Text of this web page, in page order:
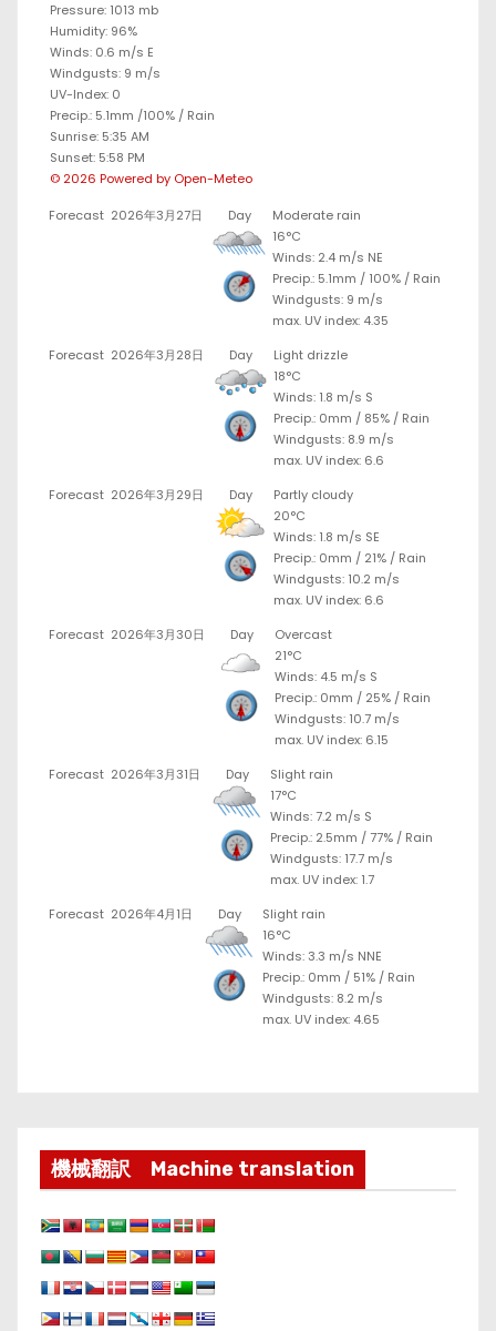
Pressure: 1013 mb
Humidity: 96%
Winds: 0.6 m/s E
Windgusts: 9 m/s
UV-Index: 0
Precip.: 5.1mm /100% / Rain
Sunrise: 5:35 AM
Sunset: 5:58 PM
© 2026 Powered by Open-Meteo
Forecast 2026年3月27日 Day
Moderate rain
16°C
Winds: 2.4 m/s NE
Precip.: 5.1mm / 100% / Rain
Windgusts: 9 m/s
max. UV index: 4.35
Forecast 2026年3月28日 Day
Light drizzle
18°C
Winds: 1.8 m/s S
Precip.: 0mm / 85% / Rain
Windgusts: 8.9 m/s
max. UV index: 6.6
Forecast 2026年3月29日 Day
Partly cloudy
20°C
Winds: 1.8 m/s SE
Precip.: 0mm / 21% / Rain
Windgusts: 10.2 m/s
max. UV index: 6.6
Forecast 2026年3月30日 Day
Overcast
21°C
Winds: 4.5 m/s S
Precip.: 0mm / 25% / Rain
Windgusts: 10.7 m/s
max. UV index: 6.15
Forecast 2026年3月31日 Day
Slight rain
17°C
Winds: 7.2 m/s S
Precip.: 2.5mm /77% / Rain
Windgusts: 17.7 m/s
max. UV index: 1.7
Forecast 2026年4月1日 Day
Slight rain
16°C
Winds: 3.3 m/s NNE
Precip.: 0mm / 51% / Rain
Windgusts: 8.2 m/s
max. UV index: 4.65
機械翻訳 Machine translation